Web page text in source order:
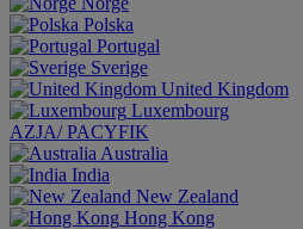
Polska
Portugal
Sverige
United Kingdom
Luxembourg
AZJA/ PACYFIK
Australia
India
New Zealand
Hong Kong